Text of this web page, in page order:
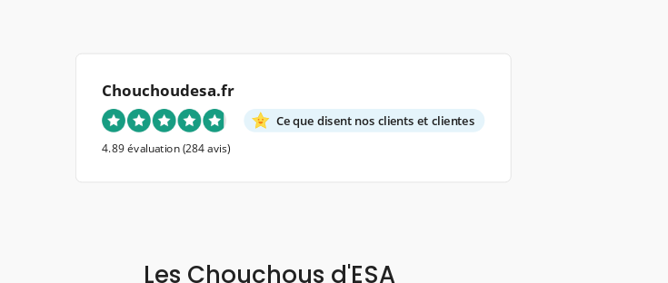
Chouchoudesa.fr
Ce que disent nos clients et clientes
4.89 évaluation(284 avis)
Les Chouchous d'ESA